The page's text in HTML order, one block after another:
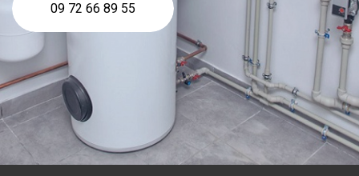
09 72 66 89 55